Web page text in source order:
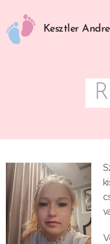
Kesztler